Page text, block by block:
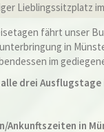
Lieblingssitzplatz
fährt unser
in
im
alle drei
Ankunftszeiten in